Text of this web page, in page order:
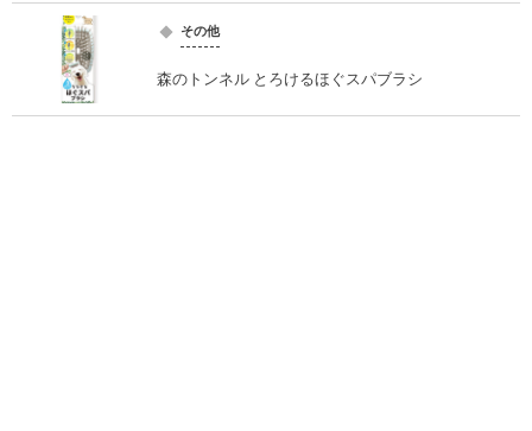
その他
森のトンネル とろけるほぐスパブラシ